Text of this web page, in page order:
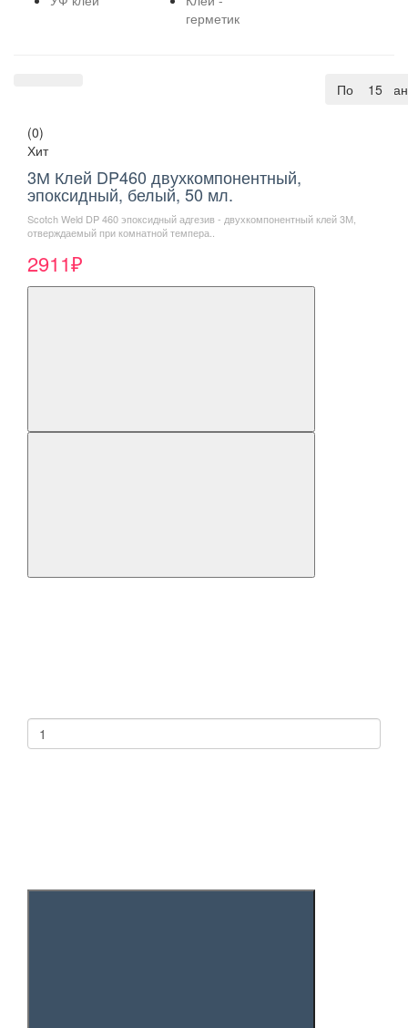
герметик
15
По
(0)
Хит
3М Клей DP460 двухкомпонентный,
эпоксидный, белый, 50 мл.
Scotch Weld DP 460 эпоксидный адгезив - двухкомпонентный клей 3М,
отверждаемый при комнатной темпера..
2911₽